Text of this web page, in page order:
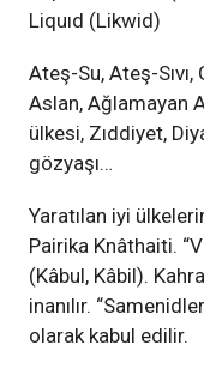
Liquıd (Likwid)
Ateş-Su, Ateş-
Aslan, Ağlamayan
ülkesi, Zıddiyet,
gözyaşı…
Yaratılan iyi
Pairika Knâthaiti.
(Kâbul, Kâbil).
inanılır.
olarak kabul edilir.